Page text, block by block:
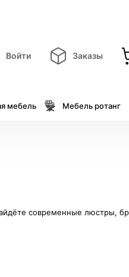
Войти Заказы
мебель Мебель ротанг
современные люстры,